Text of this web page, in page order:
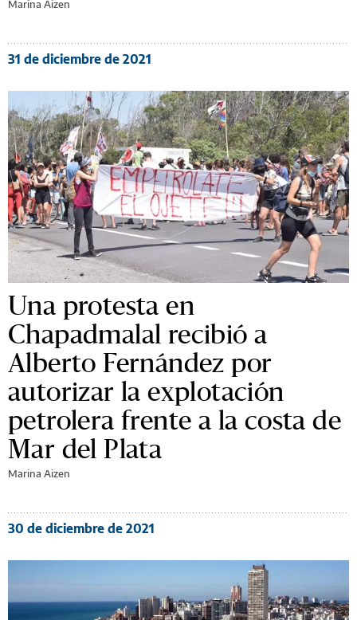
Marina Aizen
31 de diciembre de 2021
Una protesta en
Chapadmalal recibió a
Alberto Fernández por
autorizar la explotación
petrolera frente a la costa de
Mar del Plata
Marina Aizen
30 de diciembre de 2021